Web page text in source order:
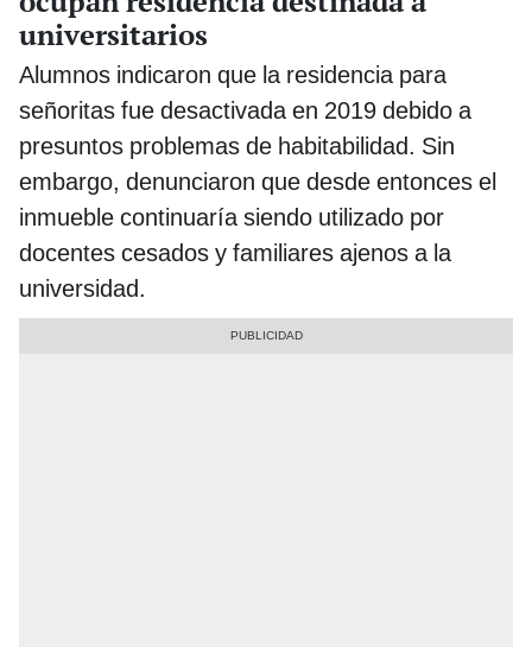
universitarios
Alumnos indicaron que la residencia para
señoritas fue desactivada en 2019 debido a
presuntos problemas de habitabilidad. Sin
embargo, denunciaron que desde entonces el
inmueble continuaría siendo utilizado por
docentes cesados y familiares ajenos a la
universidad.